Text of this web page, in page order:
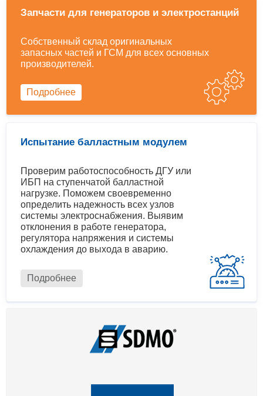
Запчасти для генераторов и электростанций
Собственный склад оригинальных
запасных частей и ГСМ для всех основных
производителей.
Подробнее
Испытание балластным модулем
Проверим работоспособность ДГУ или
ИБП на ступенчатой балластной
нагрузке. Поможем своевременно
определить надежность всех узлов
системы электроснабжения. Выявим
отклонения в работе генератора,
регулятора напряжения и системы
охлаждения до выхода в аварию.
Подробнее